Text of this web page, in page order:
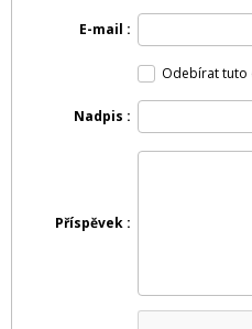
E-mail
Odebírat tuto
Nadpis
Příspěvek